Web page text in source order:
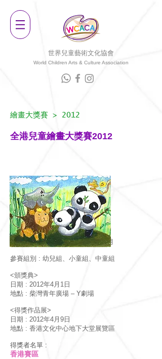
世界兒童藝術文化協會
World Children Arts & Culture Association
繪畫大獎賽 > 2012
全港兒童繪畫大獎賽2012
主題: 繽紛動物樂園/漫遊夢幻國​
活動日期 : 2011年11月 - 2012年4月
參賽組別 : 幼兒組、小童組、中童組
<頒獎典>
日期 : 2012年4月1日
地點 : 柴灣青年廣場 – Y劇場
<得獎作品展>
日期 : 2012年4月9日
地點 : 香港文化中心地下大堂展覽區
得獎者名單 :
香港賽區